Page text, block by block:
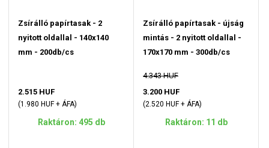
Zsírálló papírtasak - 2
nyitott oldallal - 140x140
mm - 200db/cs
2.515 HUF
(1.980 HUF + ÁFA)
Raktáron: 495 db
Zsírálló papírtasak - újság
mintás - 2 nyitott oldallal -
170x170 mm - 300db/cs
4.343 HUF
3.200 HUF
(2.520 HUF + ÁFA)
Raktáron: 11 db